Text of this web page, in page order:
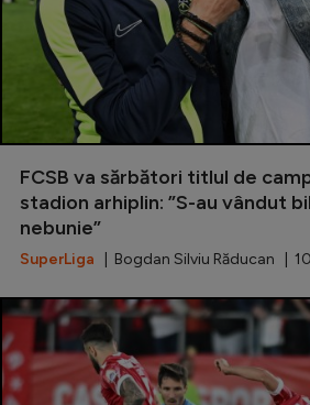
JO 2026
Intră în cont
Creează cont
FCSB va sărbători titlul de
stadion arhiplin: ”S-au vândut
nebunie”
SuperLiga | Bogdan Silviu Răducan |